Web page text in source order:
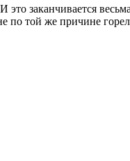
заканчивается
по той же причине